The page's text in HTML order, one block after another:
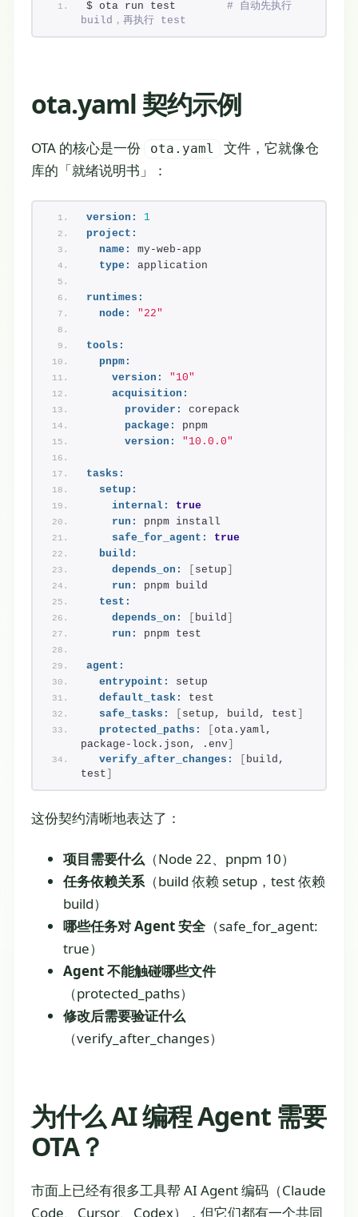
$ ota run test # 自动先执行
build，再执行 test
ota.yaml 契约示例
OTA 的核心是一份 ota.yaml
文件，它就像仓
库的「就绪说明书」：
version:
1
project:
name:
my-web-app
type:
application
runtimes:
node:
"22"
tools:
pnpm:
version:
"10"
acquisition:
provider:
corepack
package:
pnpm
version:
"10.0.0"
tasks:
setup:
internal:
true
run:
pnpm install
safe_for_agent:
true
build:
depends_on:
setup
run:
pnpm build
test:
depends_on:
build
run:
pnpm test
agent:
entrypoint:
setup
default_task:
test
safe_tasks:
setup, build, test
protected_paths:
ota.yaml,
package-lock.json, .env
verify_after_changes:
build,
test
这份契约清晰地表达了：
项目需要什么 （Node 22、pnpm 10）
任务依赖关系（build 依赖 setup，test 依赖
build）
哪些任务对 Agent 安全（safe_for_agent:
true）
Agent 不能触碰哪些文件
（protected_paths）
修改后需要验证什么
（verify_after_changes）
为什么 AI 编程 Agent 需要
OTA？
市面上已经有很多工具帮 AI Agent 编码（Claude
Code、Cursor、Codex），但它们都有一个共同